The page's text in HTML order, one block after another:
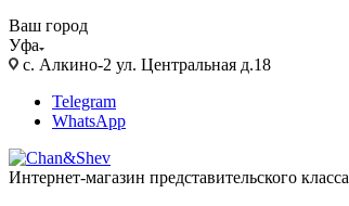
Ваш город
Уфа
с. Алкино-2 ул. Центральная д.18
Telegram
WhatsApp
Интернет-магазин представительского класса